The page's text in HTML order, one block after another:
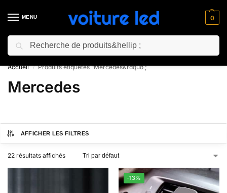
MENU 0
⚡ 10% de réduction pour les nouveaux clients avec le code “NC10”
Accueil / Produits étiquetés “Mercedes&rdquo ;
Mercedes
AFFICHER LES FILTRES
22 résultats affichés
-13%